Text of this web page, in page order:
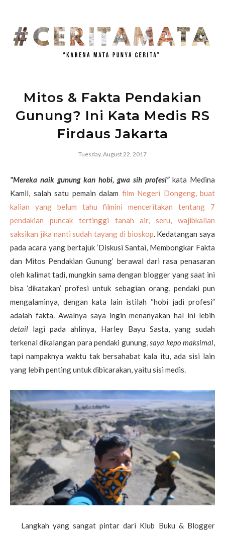
Mitos & Fakta Pendakian
Gunung? Ini Kata Medis RS
Firdaus Jakarta
Tuesday, August 22, 2017
"Mereka naik gunung kan hobi, gwa sih profesi”kata Medina
Kamil, salah satu pemain dalam film Negeri Dongeng, buat
kalian yang belum tahu filmini menceritakan tentang 7
pendakian puncak tertinggi tanah air, seru, wajibkalian
saksikan jika nanti sudah tayang di bioskop. Kedatangan saya
pada acara yang bertajuk ‘Diskusi Santai, Membongkar Fakta
dan Mitos Pendakian Gunung’ berawal dari rasa penasaran
oleh kalimat tadi, mungkin sama dengan blogger yang saat ini
bisa ‘dikatakan’ profesi untuk sebagian orang, pendaki pun
mengalaminya, dengan kata lain istilah “hobi jadi profesi”
adalah fakta. Awalnya saya ingin menanyakan hal ini lebih
detail lagi pada ahlinya, Harley Bayu Sasta, yang sudah
terkenal dikalangan para pendaki gunung,saya kepo maksimal,
tapi nampaknya waktu tak bersahabat kala itu, ada sisi lain
yang lebih penting untuk dibicarakan, yaitu sisi medis.
Langkah yang sangat pintar dari Klub Buku & Blogger